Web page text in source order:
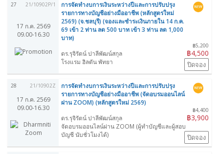
27 21/10902P/1
17 ก.ค. 2569
09.00-16.30
การจัดทำงบการเงินระหว่างปีและการปรับปรุง
รายการทางบัญชีอย่างมืออาชีพ (หลักสูตรใหม่
2569) (จ.ชลบุรี) (จองและชำระเงินภายใน 14 ก.ค.
69 เข้า 2 ท่าน ลด 500 บาท เข้า 3 ท่าน ลด 1,000
บาท)
฿5,200
฿4,500
ดร.รุจิรัตน์ ปาลีพัฒน์สกุล
โรงแรม ฮิลตัน พัทยา
ปิดจอง
28 21/10902Z
17 ก.ค. 2569
09.00-16.30
การจัดทำงบการเงินระหว่างปีและการปรับปรุง
รายการทางบัญชีอย่างมืออาชีพ (จัดอบรมออนไลน์
ผ่าน ZOOM) (หลักสูตรใหม่ 2569)
฿4,400
฿3,900
ดร.รุจิรัตน์ ปาลีพัฒน์สกุล
จัดอบรมออนไลน์ผ่าน ZOOM (ผู้ทำบัญชีและผู้สอบ
บัญชี นับชั่วโมงได้)
ปิดจอง